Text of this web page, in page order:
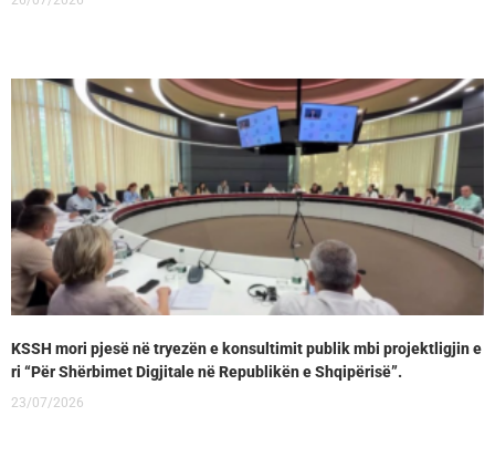
KSSH mori pjesë në tryezën e konsultimit publik mbi projektligjin e
ri “Për Shërbimet Digjitale në Republikën e Shqipërisë”.
23/07/2026